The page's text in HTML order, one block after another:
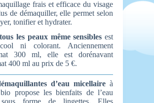
frais et efficace du visage
de démaquiller, elle permet selon
tonifier et hydrater.
tous les peaux même sensibles est
ni colorant. Anciennement
300 ml, elle est dorénavant
400 ml au prix de 5 €.
d’eau micellaireà
propose les bienfaits de l’eau